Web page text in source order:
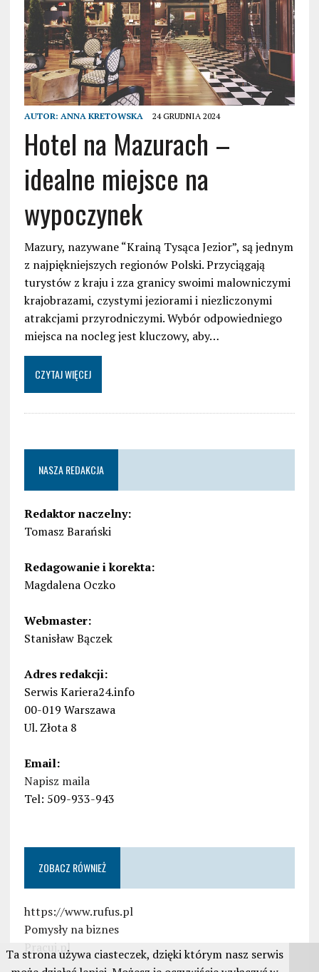
AUTOR: ANNA KRETOWSKA 24 GRUDNIA 2024
Hotel na Mazurach –
idealne miejsce na
wypoczynek
Mazury, nazywane “Krainą Tysąca Jezior”, są jednym
z najpiękniejszych regionów Polski. Przyciągają
turystów z kraju i zza granicy swoimi malowniczymi
krajobrazami, czystymi jeziorami i niezliczonymi
atrakcjami przyrodniczymi. Wybór odpowiedniego
miejsca na nocleg jest kluczowy, aby…
CZYTAJ WIĘCEJ
NASZA REDAKCJA
Redaktor naczelny:
Tomasz Barański
Redagowanie i korekta:
Magdalena Oczko
Webmaster:
Stanisław Bączek
Adres redakcji:
Serwis Kariera24.info
00-019 Warszawa
Ul. Złota 8
Email:
Napisz maila
Tel: 509-933-943
ZOBACZ RÓWNIEŻ
https://www.rufus.pl
Pomysły na biznes
Pracuj.pl
Ta strona używa ciasteczek, dzięki którym nasz serwis